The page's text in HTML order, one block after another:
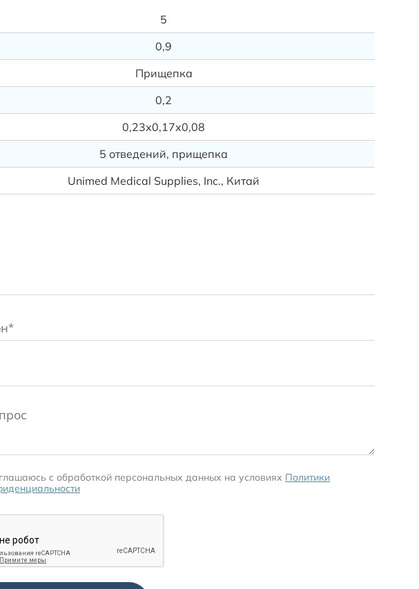
5
0,9
Прищепка
0,2
0,23х0,17х0,08
5 отведений, прищепка
Unimed Medical Supplies, Inc., Китай
c обработкой персональных данных на условиях Политики